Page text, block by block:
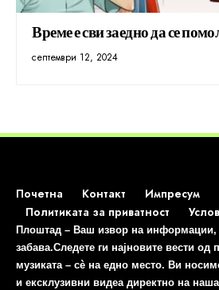
Време е сви заедно да се
септември 12, 2024
Почетна Контакт Импресум
Политиката за приватност
Плоштад – Ваш извор на информации,
забава.Следете ги најновите вести од
музиката – сè на едно место. Ви
и ексклузивни видеа директно на